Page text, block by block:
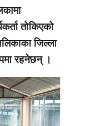
तोकिएको
जिल्ला
रहनेछन् ।